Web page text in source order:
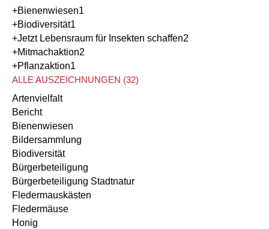
+Bienenwiesen1
+Biodiversität1
+Jetzt Lebensraum für Insekten schaffen2
+Mitmachaktion2
+Pflanzaktion1
ALLE AUSZEICHNUNGEN (32)
Artenvielfalt
Bericht
Bienenwiesen
Bildersammlung
Biodiversität
Bürgerbeteiligung
Bürgerbeteiligung Stadtnatur
Fledermauskästen
Fledermäuse
Honig